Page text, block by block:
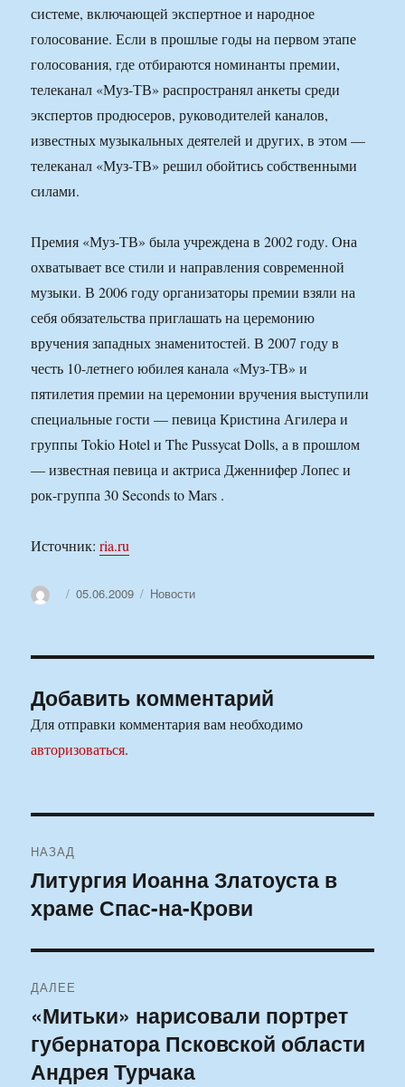
системе, включающей экспертное и народное
голосование. Если в прошлые годы на первом этапе
голосования, где отбираются номинанты премии,
телеканал «Муз-ТВ» распространял анкеты среди
экспертов продюсеров, руководителей каналов,
известных музыкальных деятелей и других, в этом —
телеканал «Муз-ТВ» решил обойтись собственными
силами.
Премия «Муз-ТВ» была учреждена в 2002 году. Она
охватывает все стили и направления современной
музыки. В 2006 году организаторы премии взяли на
себя обязательства приглашать на церемонию
вручения западных знаменитостей. В 2007 году в
честь 10-летнего юбилея канала «Муз-ТВ» и
пятилетия премии на церемонии вручения выступили
специальные гости — певица Кристина Агилера и
группы Tokio Hotel и The Pussycat Dolls, а в прошлом
— известная певица и актриса Дженнифер Лопес и
рок-группа 30 Seconds to Mars .
Источник:ria.ru
АвторОпубликовано
05.06.2009 Рубрики
Новости
Добавить комментарий
Для отправки комментария вам необходимо
авторизоваться.
по
записям
НАЗАД
Предыдущая
запись:
Литургия Иоанна Златоуста в
храме Спас-на-Крови
ДАЛЕЕ
Следующая
запись:
«Митьки» нарисовали портрет
губернатора Псковской области
Андрея Турчака